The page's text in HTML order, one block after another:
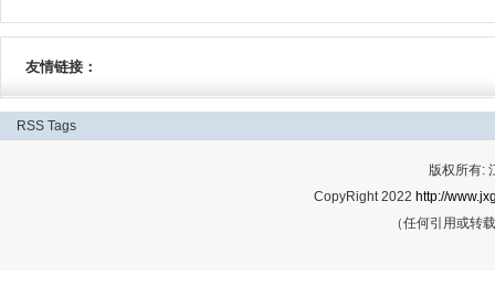
友情链接：
RSS Tags
版权所有:
CopyRight 2022 http://
（任何引用或转